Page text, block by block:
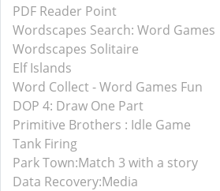
PDF Reader Point
Wordscapes Search: Word Games
Wordscapes Solitaire
Elf Islands
Word Collect - Word Games Fun
DOP 4: Draw One Part
Primitive Brothers : Idle Game
Tank Firing
Park Town:Match 3 with a story
Data Recovery:Media